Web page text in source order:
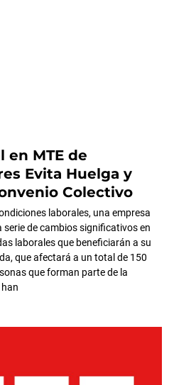
en MTE de
Evita Huelga y
Colectivo
laborales, una empresa
de cambios significativos en
laborales que beneficiarán a su
que afectará a un total de 150
que forman parte de la